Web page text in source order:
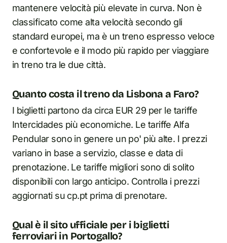
mantenere velocità più elevate in curva. Non è
classificato come alta velocità secondo gli
standard europei, ma è un treno espresso veloce
e confortevole e il modo più rapido per viaggiare
in treno tra le due città.
Quanto costa il treno da Lisbona a Faro?
I biglietti partono da circa EUR 29 per le tariffe
Intercidades più economiche. Le tariffe Alfa
Pendular sono in genere un po' più alte. I prezzi
variano in base a servizio, classe e data di
prenotazione. Le tariffe migliori sono di solito
disponibili con largo anticipo. Controlla i prezzi
aggiornati su cp.pt prima di prenotare.
Qual è il sito ufficiale per i biglietti
ferroviari in Portogallo?